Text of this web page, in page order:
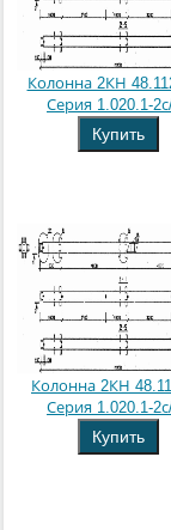
Колонна 2КН
Серия 1.020.1-
Купить
Колонна 2КН
Серия 1.020.1-
Купить